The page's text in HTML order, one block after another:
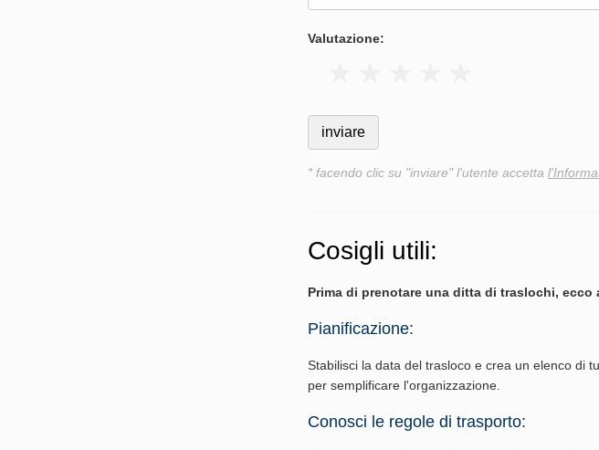
Valutazione:
* facendo clic su "inviare" l'utente accetta
Cosigli utili:
Prima di prenotare una ditta di traslochi,
Pianificazione:
Stabilisci la data del trasloco e crea un elenco di
per semplificare l'organizzazione.
Conosci le regole di trasporto: